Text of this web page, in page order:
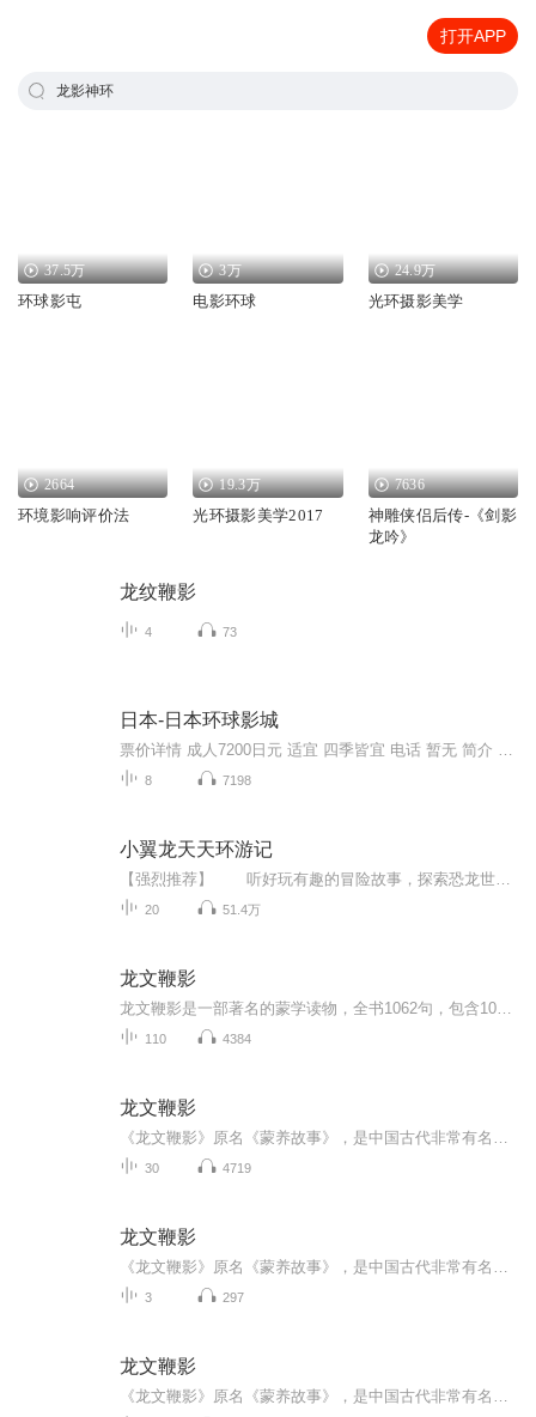
打开APP
龙影神环
37.5万
环球影屯
3万
电影环球
24.9万
光环摄影美学
2664
环境影响评价法
19.3万
光环摄影美学2017
7636
神雕侠侣后传-《剑影
龙吟》
龙纹鞭影
4 73
日本-日本环球影城
8 7198
小翼龙天天环游记
20 51.4万
龙文鞭影
110 4384
龙文鞭影
30 4719
龙文鞭影
3 297
龙文鞭影